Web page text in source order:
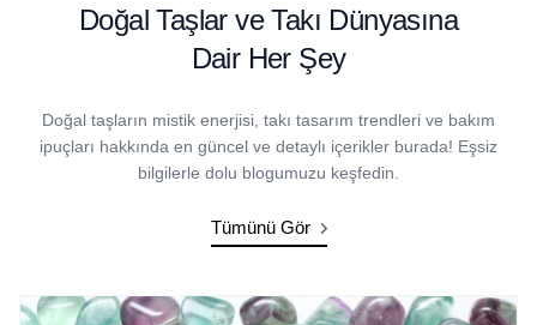
Doğal Taşlar ve Takı Dünyasına
Dair Her Şey
Doğal taşların mistik enerjisi, takı tasarım trendleri ve bakım
ipuçları hakkında en güncel ve detaylı içerikler burada! Eşsiz
bilgilerle dolu blogumuzu keşfedin.
Tümünü Gör